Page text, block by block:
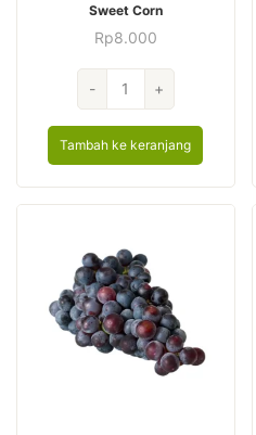
Sweet Corn
Rp8.000
-
Kuantitas
Sweet
Corn
+
Tambah ke keranjang